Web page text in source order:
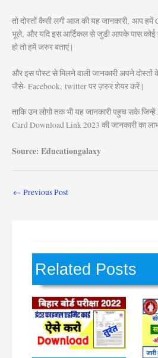
तो दोस्तों कैसी लगी आज की यह जानकारी, आप हमें
भूले, और यदि इस आर्टिकल से जुडी आपके पास कोई
हो तो हमें जरुर बताएं |
और इस पोस्ट से मिलने वाली जानकारी अपने
जैसे- Facebook, twitter पर ज़रुर शेयर करें |
ताकि उन लोगो तक भी यह जानकारी पहुच सके
Card Download Link 2023 की जानकारी का
Source: Educationgalaxy
← Previous Post
Related Posts